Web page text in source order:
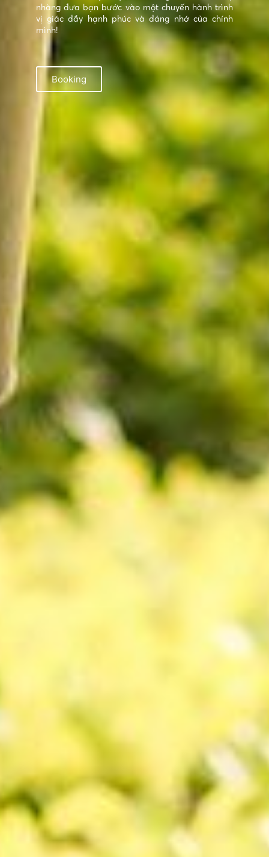
nhàng đưa bạn bước vào một chuyến hành trình
vị giác đầy hạnh phúc và đáng nhớ của chính
mình!
Booking